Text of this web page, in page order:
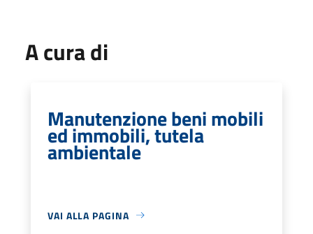
A cura di
Manutenzione beni mobili
ed immobili, tutela
ambientale
VAI ALLA PAGINA